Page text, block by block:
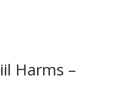
Harms –